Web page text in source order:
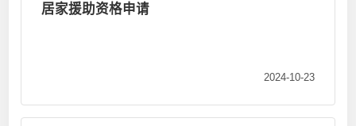
居家援助资格申请
2024-10-23